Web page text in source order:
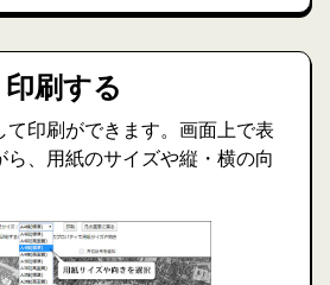
印刷する
て印刷ができます。画面上で表
ら、用紙のサイズや縦・横の向